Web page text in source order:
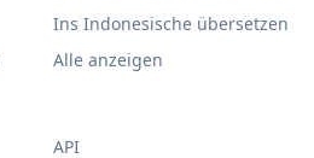
Ins Indonesische übersetzen
Alle anzeigen
API